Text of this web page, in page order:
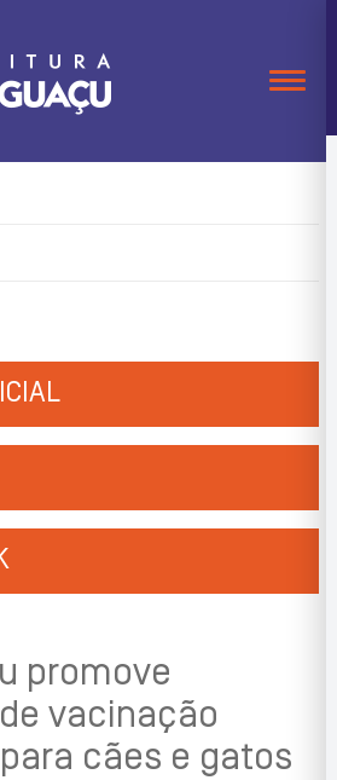
promove
vacinação
cães e gatos